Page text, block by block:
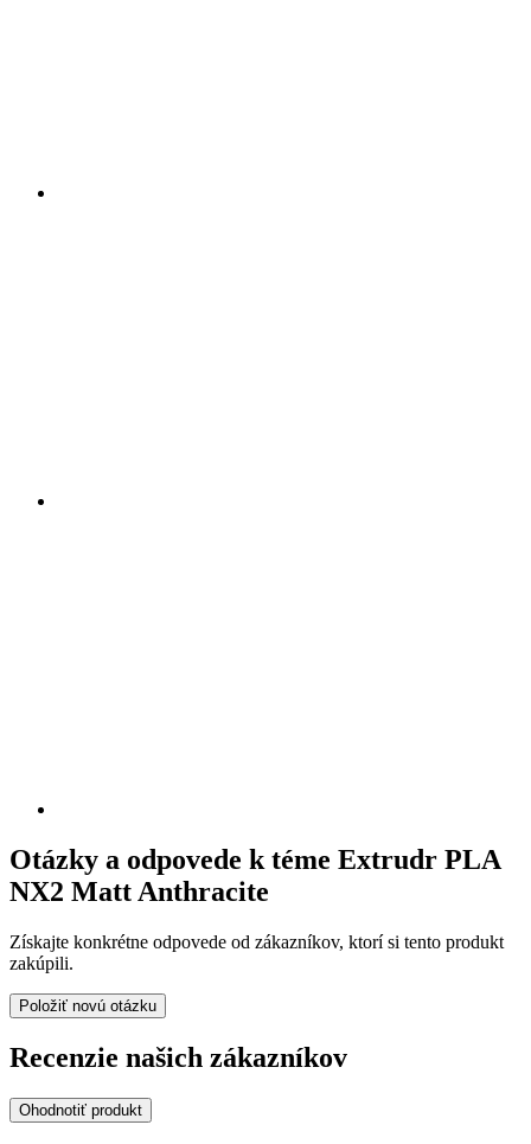
Otázky a odpovede k téme Extrudr PLA
NX2 Matt Anthracite
Získajte konkrétne odpovede od zákazníkov, ktorí si tento produkt
zakúpili.
Položiť novú otázku
Recenzie našich zákazníkov
Ohodnotiť produkt